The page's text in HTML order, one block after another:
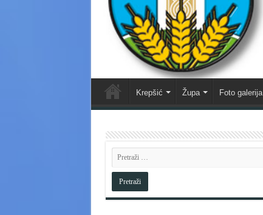
Krepšić Župa Foto galerija